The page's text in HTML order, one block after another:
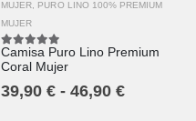
MUJER
PURO LINO 100% PREMIUM
MUJER
5.00 out of 5
Camisa Puro Lino Premium
Coral Mujer
39,90 € - 46,90 €